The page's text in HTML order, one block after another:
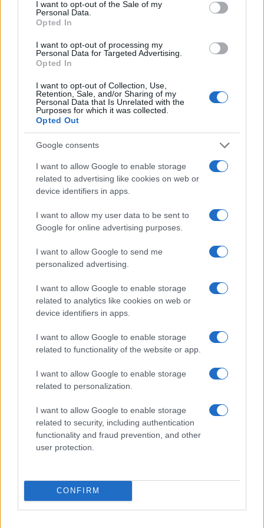
I want to opt-out of the Sale of my
Personal Data.
Opted In
I want to opt-out of processing my
Personal Data for Targeted Advertising.
Opted In
I want to opt-out of Collection, Use,
Retention, Sale, and/or Sharing of my
Personal Data that Is Unrelated with the
Purposes for which it was collected.
Opted Out
Google consents
I want to allow Google to enable storage
related to advertising like cookies on web or
device identifiers in apps.
I want to allow my user data to be sent to
Google for online advertising purposes.
I want to allow Google to send me
personalized advertising.
I want to allow Google to enable storage
related to analytics like cookies on web or
device identifiers in apps.
I want to allow Google to enable storage
related to functionality of the website or app.
I want to allow Google to enable storage
related to personalization.
I want to allow Google to enable storage
related to security, including authentication
functionality and fraud prevention, and other
user protection.
CONFIRM
NECROLOGIE
Mario Malu
Paolo Pinna
Martina Agostina Diturco
I nostri cari
I nostri cari
I nostri cari
Giovannimaria Cabras